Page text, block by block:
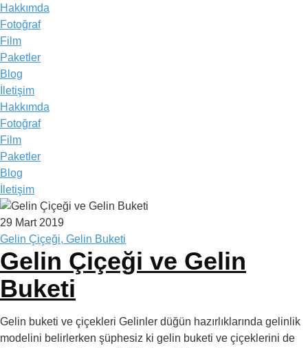
Hakkımda
Fotoğraf
Film
Paketler
Blog
İletişim
Hakkımda
Fotoğraf
Film
Paketler
Blog
İletişim
29 Mart 2019
Gelin Çiçeği, Gelin Buketi
Gelin Çiçeği ve Gelin
Buketi
Gelin buketi ve çiçekleri Gelinler düğün hazırlıklarında gelinlik
modelini belirlerken şüphesiz ki gelin buketi ve çiçeklerini de